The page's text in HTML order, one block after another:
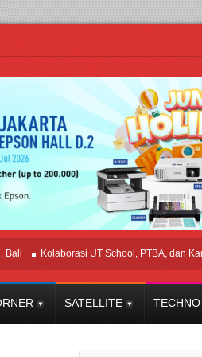
Kolaborasi UT School, PTBA, dan Kamaju
SATELLITE TECHNO